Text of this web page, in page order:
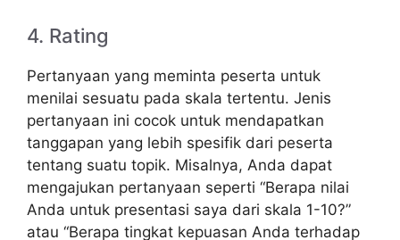
4. Rating
Pertanyaan yang meminta peserta untuk
menilai sesuatu pada skala tertentu. Jenis
pertanyaan ini cocok untuk mendapatkan
tanggapan yang lebih spesifik dari peserta
tentang suatu topik. Misalnya, Anda dapat
mengajukan pertanyaan seperti “Berapa nilai
Anda untuk presentasi saya dari skala 1-10?”
atau “Berapa tingkat kepuasan Anda terhadap